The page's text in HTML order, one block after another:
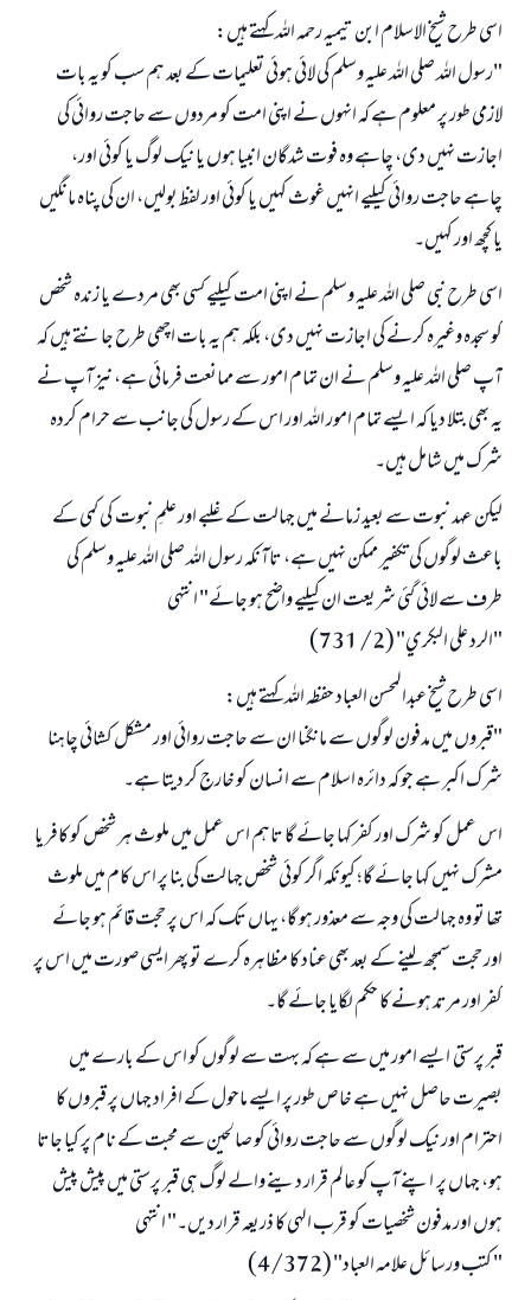
اسی طرح شیخ الاسلام ابن تیمیہ رحمہ اللہ کہتے ہیں:
"رسول اللہ صلی اللہ علیہ وسلم کی لائی ہوئی تعلیمات کے بعد ہم سب کو یہ بات
لازمی طور پر معلوم ہے کہ انہوں نے اپنی امت کو مردوں سے حاجت روائی کی
اجازت نہیں دی، چاہے وہ فوت شدگان انبیا ہوں یا نیک لوگ یا کوئی اور،
چاہے حاجت روائی کیلیے انہیں غوث کہیں یا کوئی اور لفظ بولیں، ان کی پناہ مانگیں
یا کچھ اور کہیں۔
اسی طرح نبی صلی اللہ علیہ وسلم نے اپنی امت کیلیے کسی بھی مردے یا زندہ شخص
کو سجدہ وغیرہ کرنے کی اجازت نہیں دی، بلکہ ہم یہ بات اچھی طرح جانتے ہیں کہ
آپ صلی اللہ علیہ وسلم نے ان تمام امور سے ممانعت فرمائی ہے، نیز آپ نے
یہ بھی بتلا دیا کہ ایسے تمام امور اللہ اور اس کے رسول کی جانب سے حرام کردہ
شرک میں شامل ہیں۔
لیکن عہد نبوت سے بعید زمانے میں جہالت کے غلبے اور علمِ نبوت کی کمی کے
باعث لوگوں کی تکفیر ممکن نہیں ہے، تاآنکہ رسول اللہ صلی اللہ علیہ وسلم کی
طرف سے لائی گئی شریعت ان کیلیے واضح ہو جائے" انتہی
"الرد على البكري" (2/ 731)
اسی طرح شیخ عبدالمحسن العباد حفظہ اللہ کہتے ہیں:
"قبروں میں مدفون لوگوں سے مانگنا ان سے حاجت روائی اور مشکل کشائی چاہنا
شرک اکبر ہے جو کہ دائرہ اسلام سے انسان کو خارج کر دیتا ہے۔
اس عمل کو شرک اور کفر کہا جائے گا تاہم اس عمل میں ملوث ہر شخص کو کافر یا
مشرک نہیں کہا جائے گا؛ کیونکہ اگر کوئی شخص جہالت کی بنا پر اس کام میں ملوث
تھا تو وہ جہالت کی وجہ سے معذور ہو گا، یہاں تک کہ اس پر حجت قائم ہو جائے
اور حجت سمجھ لینے کے بعد بھی عناد کا مظاہرہ کرے تو پھر ایسی صورت میں اس پر
کفر اور مرتد ہونے کا حکم لگایا جائے گا۔
قبر پرستی ایسے امور میں سے ہے کہ بہت سے لوگوں کو اس کے بارے میں
بصیرت حاصل نہیں ہے خاص طور پر ایسے ماحول کے افراد جہاں پر قبروں کا
احترام اور نیک لوگوں سے حاجت روائی کو صالحین سے محبت کے نام پر کیا جاتا
ہو، جہاں پر اپنے آپ کو عالم قرار دینے والے لوگ ہی قبر پرستی میں پیش پیش
ہوں اور مدفون شخصیات کو قرب الہی کا ذریعہ قرار دیں۔" انتہی
" كتب ورسائل علامہ العباد" (4/372)